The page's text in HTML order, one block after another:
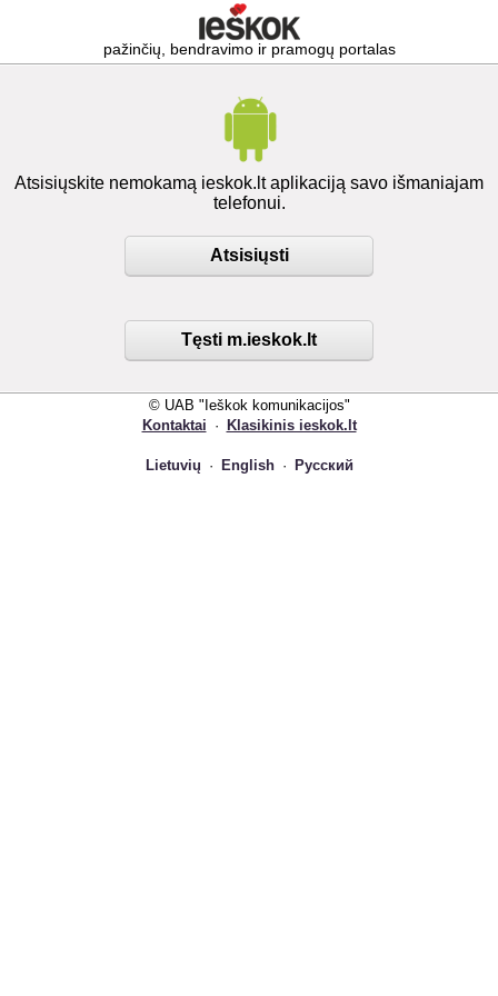
pažinčių, bendravimo ir pramogų portalas
Atsisiųskite nemokamą ieskok.lt aplikaciją savo išmaniajam
telefonui.
Atsisiųsti
Tęsti m.ieskok.lt
© UAB "Ieškok komunikacijos"
Kontaktai · Klasikinis ieskok.lt
Lietuvių · English · Русский